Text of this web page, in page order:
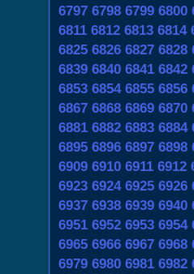
6797 6798 6799 6800
6811 6812 6813 6814
6825 6826 6827 6828
6839 6840 6841 6842
6853 6854 6855 6856
6867 6868 6869 6870
6881 6882 6883 6884
6895 6896 6897 6898
6909 6910 6911 6912
6923 6924 6925 6926
6937 6938 6939 6940
6951 6952 6953 6954
6965 6966 6967 6968
6979 6980 6981 6982